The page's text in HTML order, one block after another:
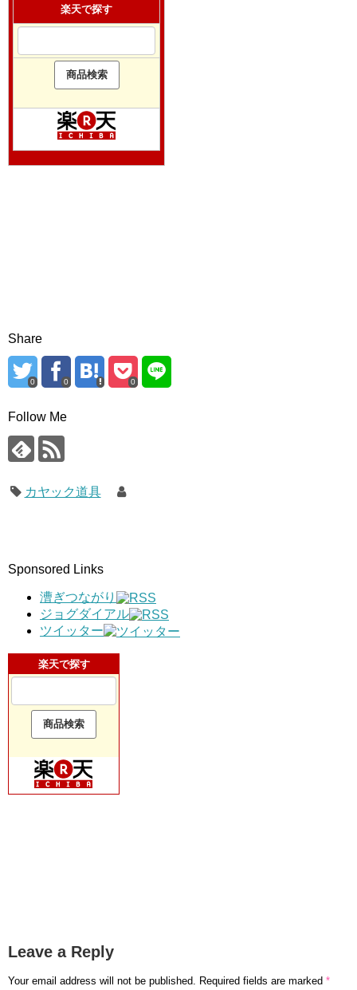
楽天で探す
Share
0 0 0
Follow Me
カヤック道具
Sponsored Links
漕ぎつながり
ジョグダイアル
ツイッター
楽天で探す
Leave a Reply
Your email address will not be published. Required fields are marked *